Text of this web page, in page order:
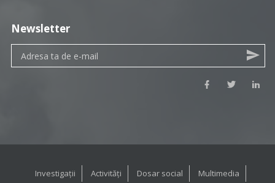
Newsletter
Investigații Activități Dosar social Multimedia